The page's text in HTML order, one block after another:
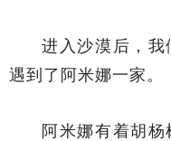
进入沙漠后，我
遇到了阿米娜一家。
阿米娜有着胡